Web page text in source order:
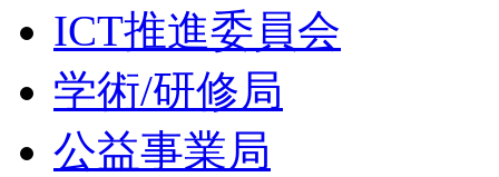
ICT推進委員会
学術/研修局
公益事業局